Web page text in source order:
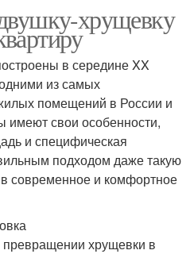
хрущевку
в середине XX
из самых
помещений в России и
имеют свои особенности,
и специфическая
подходом даже такую
современное и комфортное
хрущевки в